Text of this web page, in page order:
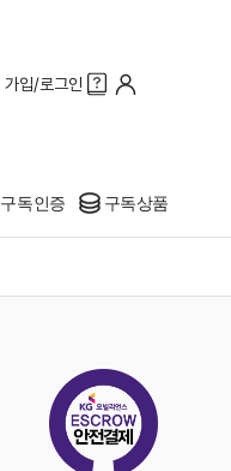
가입/로그인
구독인증 구독상품